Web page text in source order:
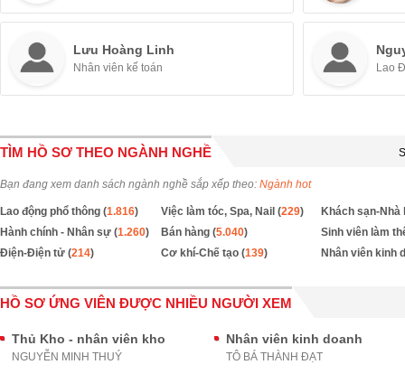
Lưu Hoàng Linh
Nhân viên kế toán Lao
TÌM HỒ SƠ THEO NGÀNH NGHỀ
Bạn đang xem danh sách ngành nghề sắp xếp theo: Ngành hot
Lao động phổ thông (1.816) Việc làm tóc, Spa, Nail (229)
Khách sạn-Nhà
Hành chính - Nhân sự (1.260) Bán hàng (5.040)
Sinh viên làm
Điện-Điện tử (214) Cơ khí-Chế tạo (139) Nhân viên kinh
HỒ SƠ ỨNG VIÊN ĐƯỢC NHIỀU NGƯỜI XEM
Thủ Kho - nhân viên kho
NGUYỄN MINH THUÝ
Nhân viên kinh doanh
TÔ BÁ THÀNH ĐẠT